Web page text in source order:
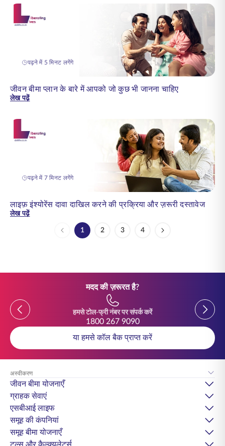
पढ़ने में 5 मिनट लगेंगे
जीवन बीमा प्लान के बारे में आपको जो कुछ भी जानना चाहिए
लेख पढ़ें
पढ़ने में 7 मिनट लगेंगे
लाइफ़ इंश्योरेंस दावा दाखिल करने की प्रक्रिया और ज़रूरी दस्तावेज
लेख पढ़ें
पेज
1 पेज
2 पेज
3 पेज
4
मदद की ज़रूरत है?
Previous
हमसे टोल-फ्री नंबर पर संपर्क करें
1800 267 9090
Previous
या हमसे कॉल बैक प्राप्त करें
अस्वीकरण
जीवन बीमा योजनाएँ
ग्राहक सेवाएं
एसबीआई लाइफ
समूह की कंपनियां
समूह बीमा योजनाएँ
टूल्स और कैल्क्युलेटर्स